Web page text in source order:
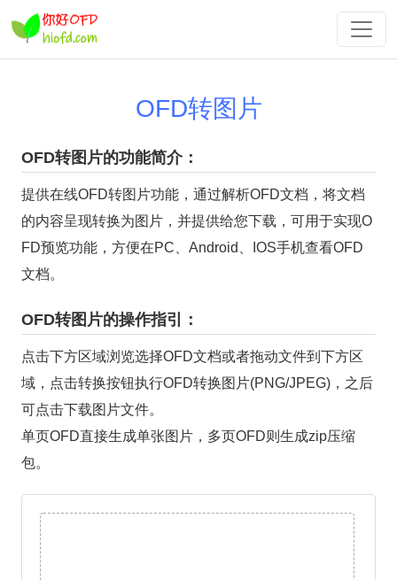
OFD转图片
OFD转图片的功能简介：
提供在线OFD转图片功能，通过解析OFD文档，将文档
的内容呈现转换为图片，并提供给您下载，可用于实现O
FD预览功能，方便在PC、Android、IOS手机查看OFD
文档。
OFD转图片的操作指引：
点击下方区域浏览选择OFD文档或者拖动文件到下方区
域，点击转换按钮执行OFD转换图片(PNG/JPEG)，之后
可点击下载图片文件。
单页OFD直接生成单张图片，多页OFD则生成zip压缩
包。